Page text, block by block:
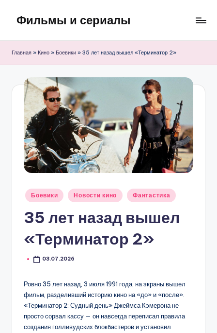
Перейти
содержимому
Фильмы и сериалы
Главная » Кино » Боевики » 35 лет назад вышел «Терминатор 2»
Опубликовано
Боевики Новости кино Фантастика
35 лет назад вышел
«Терминатор 2»
03.07.2026
Ровно 35 лет назад, 3 июля 1991 года, на экраны вышел
фильм, разделивший историю кино на «до» и «после».
«Терминатор 2: Судный день» Джеймса Кэмерона не
просто сорвал кассу — он навсегда переписал правила
создания голливудских блокбастеров и установил